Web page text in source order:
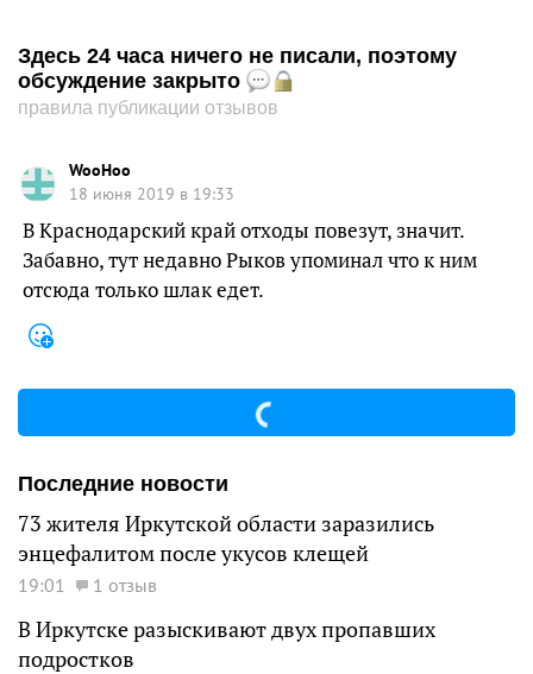
Здесь 24 часа ничего не писали, поэтому
обсуждение закрыто
правила публикации отзывов
WooHoo
18 июня 2019 в 19:33
В Краснодарский край отходы повезут, значит.
Забавно, тут недавно Рыков упоминал что к ним
отсюда только шлак едет.
Последние новости
73 жителя Иркутской области заразились
энцефалитом после укусов клещей
19:01 1 отзыв
В Иркутске разыскивают двух пропавших
подростков